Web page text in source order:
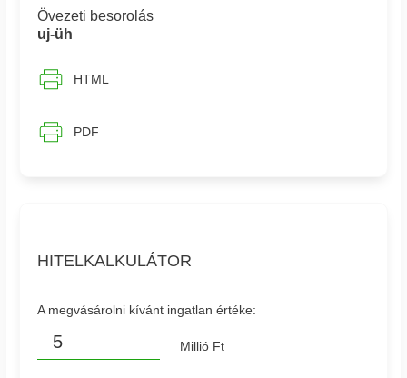
HITELKALKULÁTOR
A megvásárolni kívánt ingatlan értéke:
Millió Ft
Övezeti besorolás
uj-üh
HTML
PDF